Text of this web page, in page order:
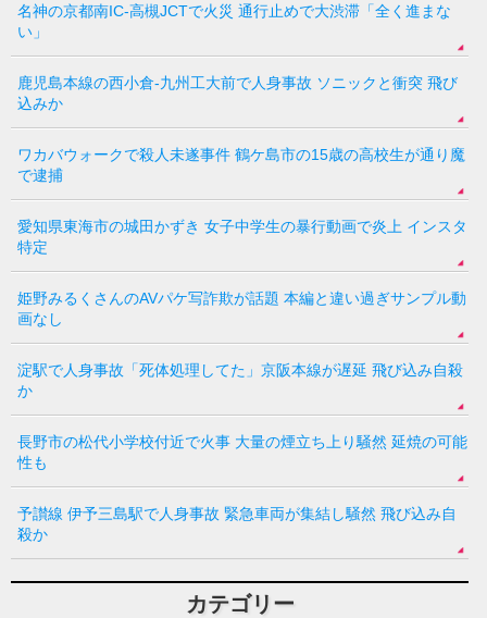
名神の京都南IC-高槻JCTで火災 通行止めで大渋滞「全く進まな
い」
鹿児島本線の西小倉-九州工大前で人身事故 ソニックと衝突 飛び
込みか
ワカバウォークで殺人未遂事件 鶴ケ島市の15歳の高校生が通り魔
で逮捕
愛知県東海市の城田かずき 女子中学生の暴行動画で炎上 インスタ
特定
姫野みるくさんのAVパケ写詐欺が話題 本編と違い過ぎサンプル動
画なし
淀駅で人身事故「死体処理してた」京阪本線が遅延 飛び込み自殺
か
長野市の松代小学校付近で火事 大量の煙立ち上り騒然 延焼の可能
性も
予讃線 伊予三島駅で人身事故 緊急車両が集結し騒然 飛び込み自
殺か
カテゴリー